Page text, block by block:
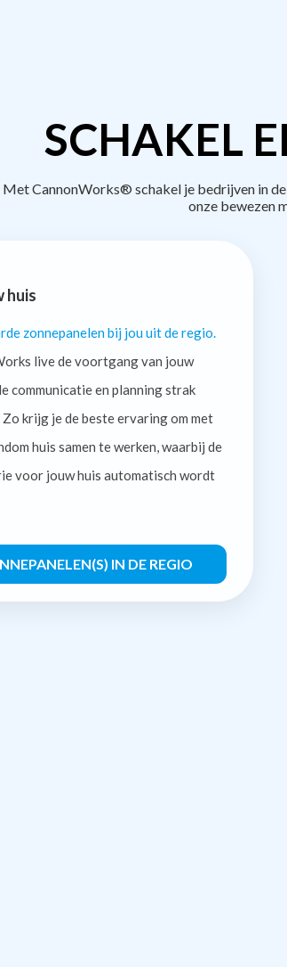
SCHAKEL
Met CannonWorks® schakel je bedrijven in
onze bewezen
huis
zonnepanelen bij jou uit de regio.
live de voortgang van jouw
communicatie en planning strak
krijg je de beste ervaring om met
huis samen te werken, waarbij de
voor jouw huis automatisch wordt
IN DE REGIO